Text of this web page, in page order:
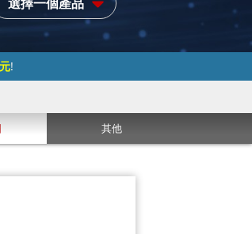
!
其他